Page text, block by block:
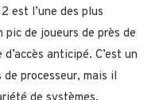
est l’une des plus
de joueurs de près de
anticipé. C’est un
processeur, mais il